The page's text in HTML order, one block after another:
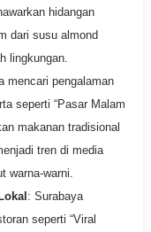
hidangan
dari susu almond
lingkungan.
mencari pengalaman
seperti “Pasar Malam
makanan tradisional
tren di media
warna-warni.
: Surabaya
seperti “Viral